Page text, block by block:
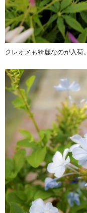
クレオメも綺麗なのが入荷。